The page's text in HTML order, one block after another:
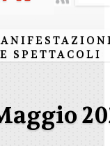
E SPETTACOLI